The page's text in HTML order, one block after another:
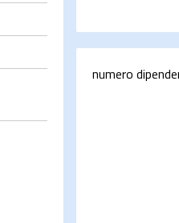
numero